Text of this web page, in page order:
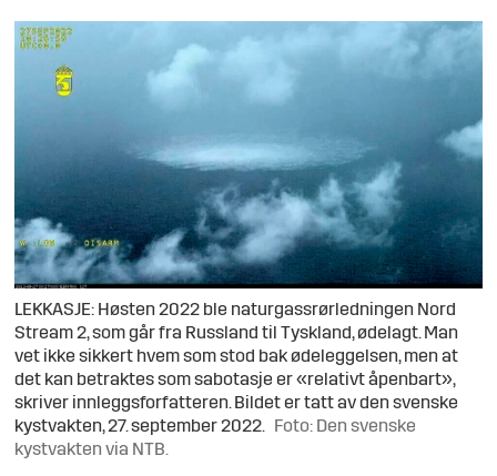
LEKKASJE: Høsten 2022 ble naturgassrørledningen Nord
Stream 2, som går fra Russland til Tyskland, ødelagt. Man
vet ikke sikkert hvem som stod bak ødeleggelsen, men at
det kan betraktes som sabotasje er «relativt åpenbart»,
skriver innleggsforfatteren. Bildet er tatt av den svenske
kystvakten, 27. september 2022.
Foto: Den svenske
kystvakten via NTB.